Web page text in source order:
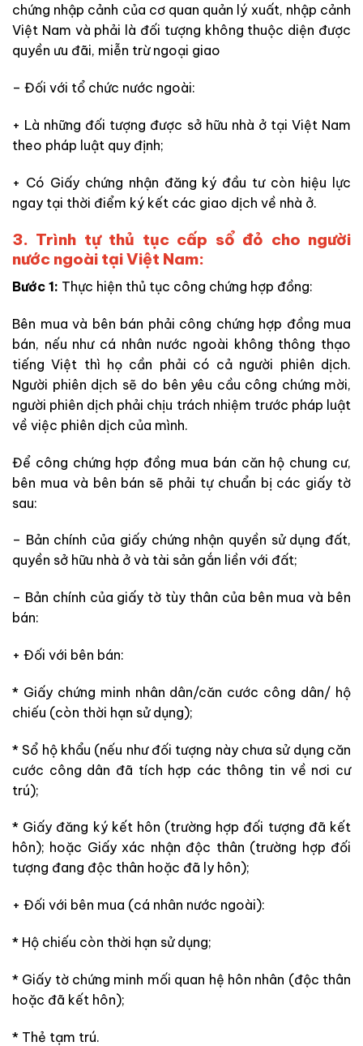
chứng nhập cảnh của cơ quan quản lý xuất, nhập cảnh
Việt Nam và phải là đối tượng không thuộc diện được
quyền ưu đãi, miễn trừ ngoại giao
– Đối với tổ chức nước ngoài:
+ Là những đối tượng được sở hữu nhà ở tại Việt Nam
theo pháp luật quy định;
+ Có Giấy chứng nhận đăng ký đầu tư còn hiệu lực
ngay tại thời điểm ký kết các giao dịch về nhà ở.
3. Trình tự thủ tục cấp sổ đỏ cho người
nước ngoài tại Việt Nam:
Bước 1: Thực hiện thủ tục công chứng hợp đồng:
Bên mua và bên bán phải công chứng hợp đồng mua
bán, nếu như cá nhân nước ngoài không thông thạo
tiếng Việt thì họ cần phải có cả người phiên dịch.
Người phiên dịch sẽ do bên yêu cầu công chứng mời,
người phiên dịch phải chịu trách nhiệm trước pháp luật
về việc phiên dịch của mình.
Để công chứng hợp đồng mua bán căn hộ chung cư,
bên mua và bên bán sẽ phải tự chuẩn bị các giấy tờ
sau:
– Bản chính của giấy chứng nhận quyền sử dụng đất,
quyền sở hữu nhà ở và tài sản gắn liền với đất;
– Bản chính của giấy tờ tùy thân của bên mua và bên
bán:
+ Đối với bên bán:
* Giấy chứng minh nhân dân/căn cước công dân/ hộ
chiếu (còn thời hạn sử dụng);
* Sổ hộ khẩu (nếu như đối tượng này chưa sử dụng căn
cước công dân đã tích hợp các thông tin về nơi cư
trú);
* Giấy đăng ký kết hôn (trường hợp đối tượng đã kết
hôn); hoặc Giấy xác nhận độc thân (trường hợp đối
tượng đang độc thân hoặc đã ly hôn);
+ Đối với bên mua (cá nhân nước ngoài):
* Hộ chiếu còn thời hạn sử dụng;
* Giấy tờ chứng minh mối quan hệ hôn nhân (độc thân
hoặc đã kết hôn);
* Thẻ tạm trú.